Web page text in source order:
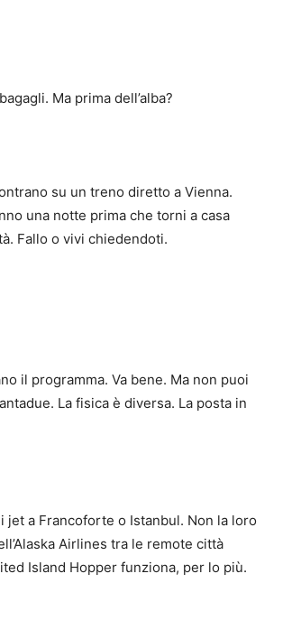
Ma prima dell’alba?
su un treno diretto a Vienna.
una notte prima che torni a casa
Fallo o vivi chiedendoti.
il programma. Va bene. Ma non puoi
La fisica è diversa. La posta in
a Francoforte o Istanbul. Non la loro
Airlines tra le remote città
Island Hopper funziona, per lo più.